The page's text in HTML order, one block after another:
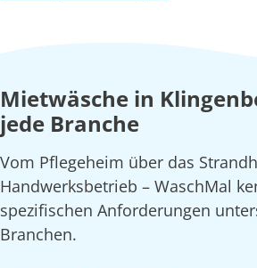
Mietwäsche in
jede Branche
Vom Pflegeheim über das
Handwerksbetrieb – WaschMal
spezifischen Anforderungen
Branchen.